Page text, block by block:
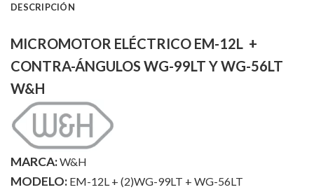
DESCRIPCIÓN
MICROMOTOR ELÉCTRICO EM-12L +
CONTRA-ÁNGULOS WG-99LT Y WG-56LT
W&H
MARCA:W&H
MODELO: EM-12L + (2)WG-99LT + WG-56LT